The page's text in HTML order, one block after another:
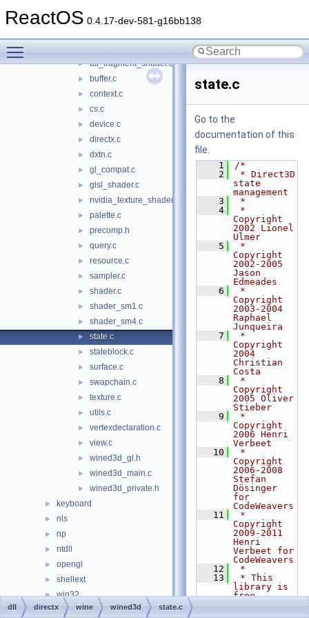
ReactOS 0.4.17-dev-581-g16bb138
► quartz
► ati_fragment_shader.c
► buffer.c
► context.c
► cs.c
► device.c
► directx.c
► dxtn.c
► gl_compat.c
► glsl_shader.c
► nvidia_texture_shader.c
► palette.c
► precomp.h
► query.c
► resource.c
► sampler.c
► shader.c
► shader_sm1.c
► shader_sm4.c
► state.c
► stateblock.c
► surface.c
► swapchain.c
► texture.c
► utils.c
► vertexdeclaration.c
► view.c
► wined3d_gl.h
► wined3d_main.c
► wined3d_private.h
► keyboard
► nls
► np
► ntdll
► opengl
► shellext
► win32
► drivers
state.c
Go to the
documentation of this
file.
    1
/*
    2
* Direct3D
state
management
    3
*
    4
*
Copyright
2002 Lionel
Ulmer
    5
*
Copyright
2002-2005
Jason
Edmeades
    6
*
Copyright
2003-2004
Raphael
Junqueira
    7
*
Copyright
2004
Christian
Costa
    8
*
Copyright
2005 Oliver
Stieber
    9
*
Copyright
2006 Henri
Verbeet
   10
*
Copyright
2006-2008
Stefan
Dösinger
for
CodeWeavers
   11
*
Copyright
2009-2011
Henri
Verbeet for
CodeWeavers
   12
*
   13
* This
library is
free
dll directx wine wined3d state.c